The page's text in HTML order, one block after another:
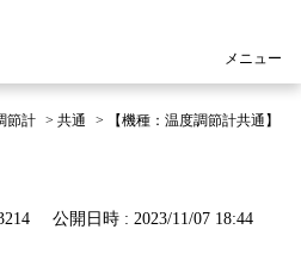
メニュー
節計 > 共通 >
【機種：温度調節計共通】
公開日時 : 2023/11/07 18:44